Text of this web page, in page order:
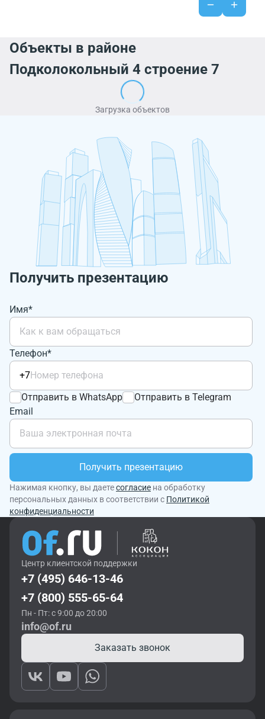
Объекты в районе
Подколокольный 4 строение 7
Загрузка объектов
Получить презентацию
Имя*
Телефон*
+7
Отправить в WhatsApp
Отправить в Telegram
Email
Получить презентацию
Нажимая кнопку, вы даетесогласие на обработку
персональных данных в соответствии с Политикой
конфиденциальности
Центр клиентской поддержки
+7 (495) 646-13-46
+7 (800) 555-65-64
Пн - Пт: с 9:00 до 20:00
info@of.ru
Заказать звонок